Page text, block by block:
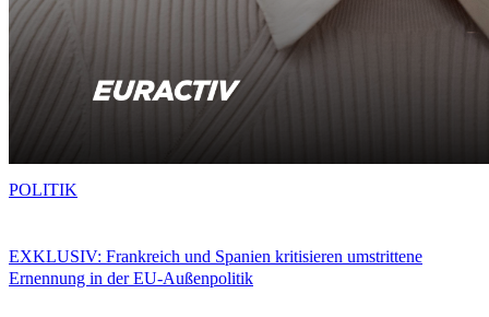
EXKLUSIV: Frankreich und Spanien kritisieren umstrittene
Ernennung in der EU-Außenpolitik
POLITIK